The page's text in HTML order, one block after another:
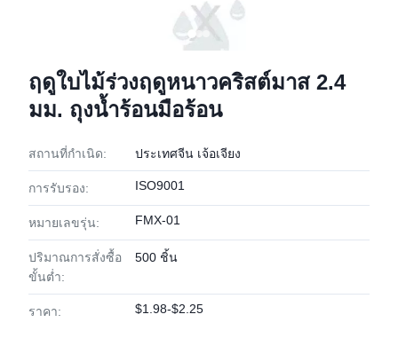
ฤดูใบไม้ร่วงฤดูหนาวคริสต์มาส 2.4
มม. ถุงน้ำร้อนมือร้อน
สถานที่กำเนิด: ประเทศจีน เจ้อเจียง
การรับรอง: ISO9001
หมายเลขรุ่น: FMX-01
ปริมาณการสั่งซื้อ
ขั้นต่ำ:
500 ชิ้น
ราคา: $1.98-$2.25